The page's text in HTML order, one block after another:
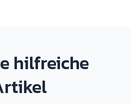
hilfreiche